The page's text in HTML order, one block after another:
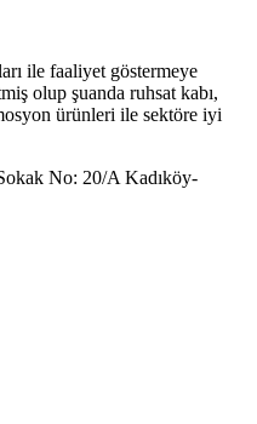
ile faaliyet göstermeye
olup şuanda ruhsat kabı,
ürünleri ile sektöre iyi
No: 20/A Kadıköy-